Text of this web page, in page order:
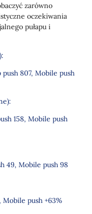
zarówno
oczekiwania
pułapu i
push 807, Mobile push
158, Mobile push
49, Mobile push 98
Mobile push +63%